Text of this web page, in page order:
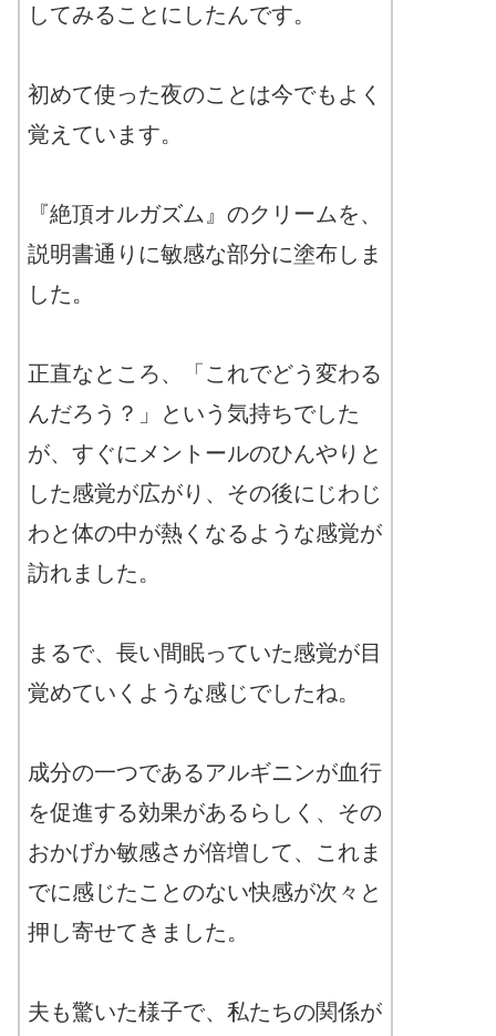
してみることにしたんです。
初めて使った夜のことは今でもよく
覚えています。
『絶頂オルガズム』のクリームを、
説明書通りに敏感な部分に塗布しま
した。
正直なところ、「これでどう変わる
んだろう？」という気持ちでした
が、すぐにメントールのひんやりと
した感覚が広がり、その後にじわじ
わと体の中が熱くなるような感覚が
訪れました。
まるで、長い間眠っていた感覚が目
覚めていくような感じでしたね。
成分の一つであるアルギニンが血行
を促進する効果があるらしく、その
おかげか敏感さが倍増して、これま
でに感じたことのない快感が次々と
押し寄せてきました。
夫も驚いた様子で、私たちの関係が